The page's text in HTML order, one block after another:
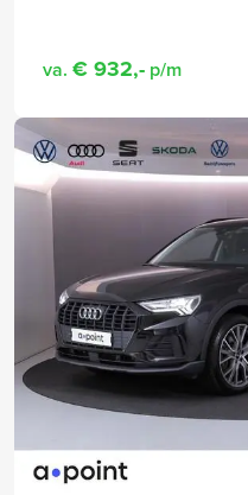
va. € 932,- p/m